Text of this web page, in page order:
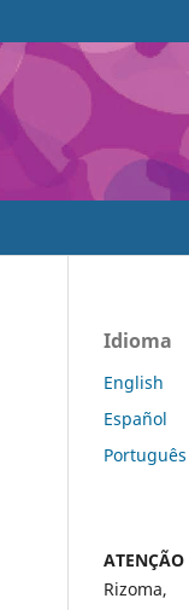
Idioma
English
Español
Português
ATENÇÃO
Rizoma,